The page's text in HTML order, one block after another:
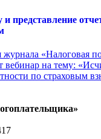
представление
журнала «Налоговая
вебинар на тему:
по страховым